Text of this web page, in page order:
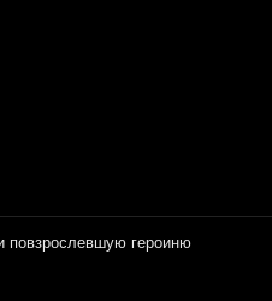
повзрослевшую героиню